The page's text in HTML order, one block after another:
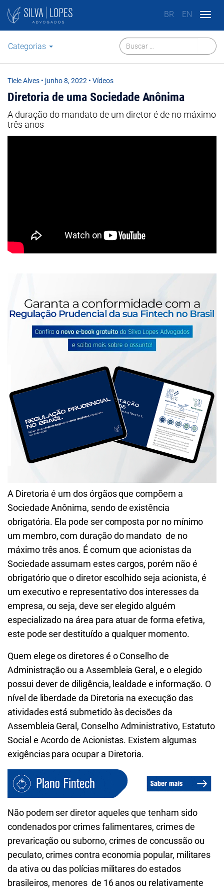
BR EN
Categorias
Tiele Alves • junho 8, 2022 • Vídeos
Diretoria de uma Sociedade Anônima
A duração do mandato de um diretor é de no máximo
três anos
A Diretoria é um dos órgãos que compõem a
Sociedade Anônima, sendo de existência
obrigatória. Ela pode ser composta por no mínimo
um membro, com duração do mandato de no
máximo três anos. É comum que acionistas da
Sociedade assumam estes cargos, porém não é
obrigatório que o diretor escolhido seja acionista, é
um executivo e representativo dos interesses da
empresa, ou seja, deve ser elegido alguém
especializado na área para atuar de forma efetiva,
este pode ser destituído a qualquer momento.
Quem elege os diretores é o Conselho de
Administração ou a Assembleia Geral, e o elegido
possui dever de diligência, lealdade e informação. O
nível de liberdade da Diretoria na execução das
atividades está submetido às decisões da
Assembleia Geral, Conselho Administrativo, Estatuto
Social e Acordo de Acionistas. Existem algumas
exigências para ocupar a Diretoria.
Não podem ser diretor aqueles que tenham sido
condenados por crimes falimentares, crimes de
prevaricação ou suborno, crimes de concussão ou
peculato, crimes contra economia popular, militares
da ativa ou das polícias militares do estados
brasileiros, menores de 16 anos ou relativamente